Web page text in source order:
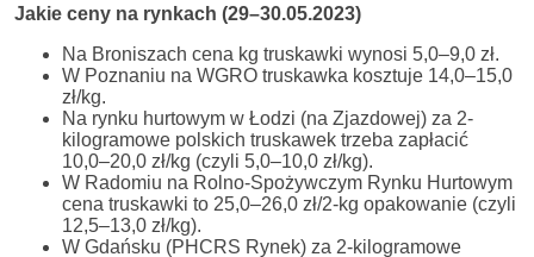
Jakie ceny na rynkach (29–30.05.2023)
Na Broniszach cena kg truskawki wynosi 5,0–9,0 zł.
W Poznaniu na WGRO truskawka kosztuje 14,0–15,0
zł/kg.
Na rynku hurtowym w Łodzi (na Zjazdowej) za 2-
kilogramowe polskich truskawek trzeba zapłacić
10,0–20,0 zł/kg (czyli 5,0–10,0 zł/kg).
W Radomiu na Rolno-Spożywczym Rynku Hurtowym
cena truskawki to 25,0–26,0 zł/2-kg opakowanie (czyli
12,5–13,0 zł/kg).
W Gdańsku (PHCRS Rynek) za 2-kilogramowe